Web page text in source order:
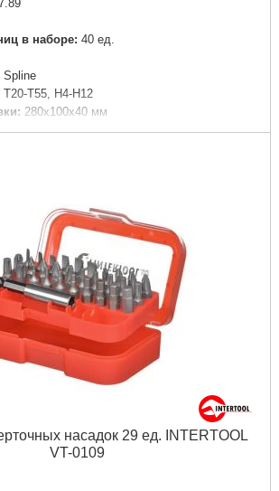
в наборе: 40 ед.
Spline
Т55, H4-H12
280x100x40 мм
г
насадок 29 ед. INTERTOOL
VT-0109